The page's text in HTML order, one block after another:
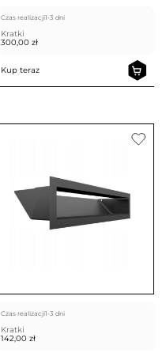
Czas realizacji1-3 dni
Kratki
300,00 zł
Kup teraz
Czas realizacji1-3 dni
Kratki
142,00 zł